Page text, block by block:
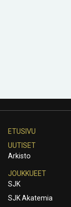
ETUSIVU
UUTISET
Arkisto
JOUKKUEET
SJK
SJK Akatemia